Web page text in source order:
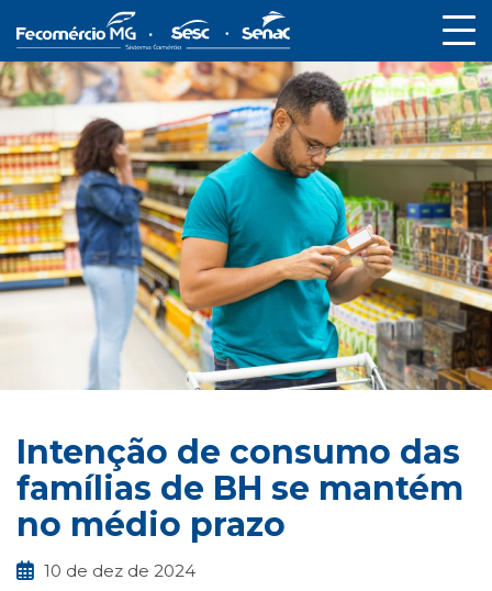
Intenção de consumo das
famílias de BH se mantém
no médio prazo
10 de dez de 2024